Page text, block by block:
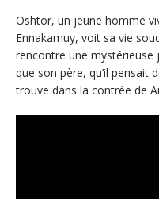
Oshtor, un jeune homme
Ennakamuy, voit sa vie
rencontre une mystérieuse
que son père, qu’il pensait
trouve dans la contrée de